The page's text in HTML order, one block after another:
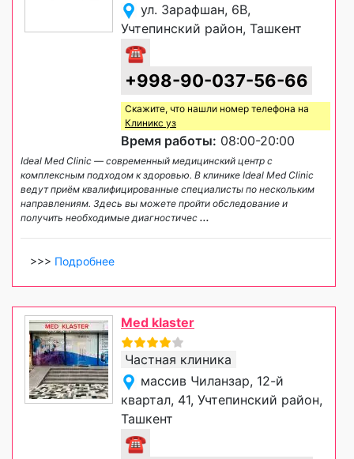
ул. Зарафшан, 6B,
Учтепинский район, Ташкент
☎
+998-90-037-56-66
Скажите, что нашли номер телефона на
Клиникс уз
Время работы: 08:00-20:00
Ideal Med Clinic — современный медицинский центр с
комплексным подходом к здоровью. В клинике Ideal Med Clinic
ведут приём квалифицированные специалисты по нескольким
направлениям. Здесь вы можете пройти обследование и
получить необходимые диагностичес ...
>>> Подробнее
Med klaster
Частная клиника
массив Чиланзар, 12-й
квартал, 41, Учтепинский район,
Ташкент
☎